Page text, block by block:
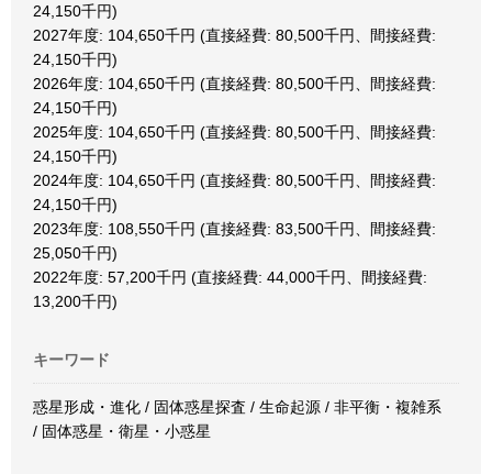
24,150千円)
2027年度: 104,650千円 (直接経費: 80,500千円、間接経費:
24,150千円)
2026年度: 104,650千円 (直接経費: 80,500千円、間接経費:
24,150千円)
2025年度: 104,650千円 (直接経費: 80,500千円、間接経費:
24,150千円)
2024年度: 104,650千円 (直接経費: 80,500千円、間接経費:
24,150千円)
2023年度: 108,550千円 (直接経費: 83,500千円、間接経費:
25,050千円)
2022年度: 57,200千円 (直接経費: 44,000千円、間接経費:
13,200千円)
キーワード
惑星形成・進化 / 固体惑星探査 / 生命起源 / 非平衡・複雑系
/ 固体惑星・衛星・小惑星